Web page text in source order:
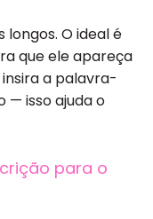
O ideal é
que ele apareça
a palavra-
— isso ajuda o
para o